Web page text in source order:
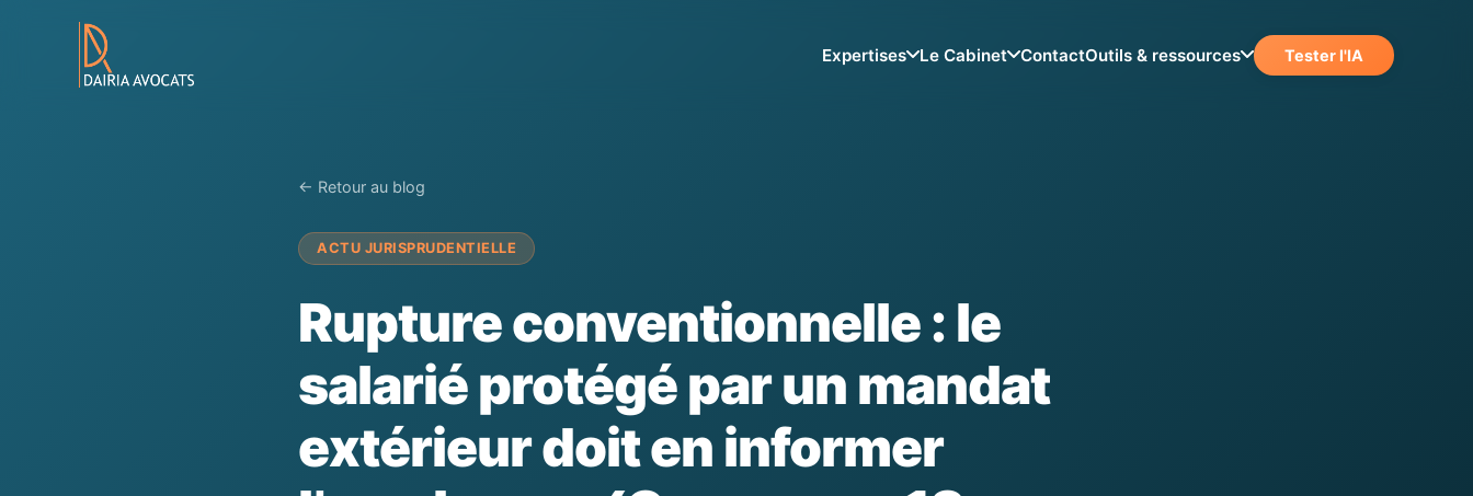
Expertises Le Cabinet ContactOutils & ressources Tester l'IA
← Retour au blog
ACTU JURISPRUDENTIELLE
Rupture conventionnelle : le
salarié protégé par un mandat
extérieur doit en informer